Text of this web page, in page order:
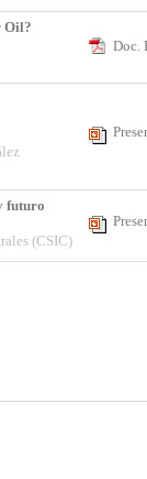
Oil?
Doc.
futuro
(CSIC)